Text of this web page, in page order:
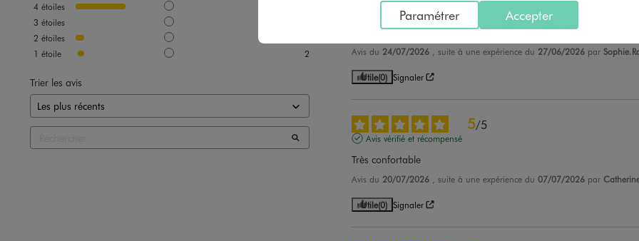
4 étoiles
3 étoiles
2 étoiles
1 étoile 2
Trier les avis
Avis vérifié et récompensé
chaussons confortable et chaud
Avis du 24/07/2026 , suite à une expérience du 27/06/2026 par
Utile(0) Signaler
5/5
Avis vérifié et récompensé
Très confortable
Avis du 20/07/2026 , suite à une expérience du 07/07/2026 par
Utile(0) Signaler
Accepter
Paramétrer